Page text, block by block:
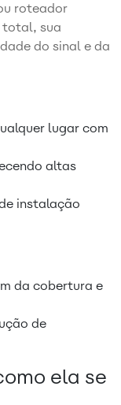
roteador
total, sua
do sinal e da
lugar com
altas
instalação
da cobertura e
de
ela se